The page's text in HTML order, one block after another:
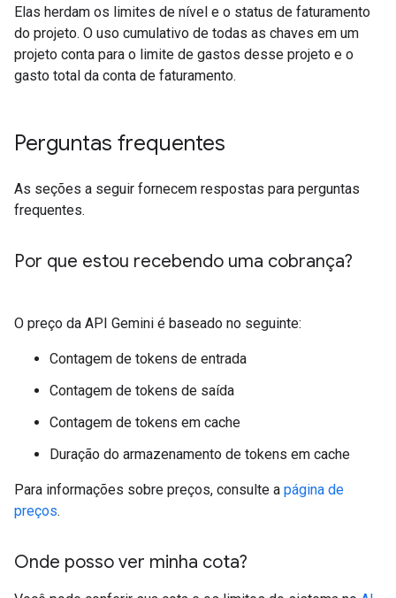
Elas herdam os limites de nível e o status de faturamento
do projeto. O uso cumulativo de todas as chaves em um
projeto conta para o limite de gastos desse projeto e o
gasto total da conta de faturamento.
Perguntas frequentes
As seções a seguir fornecem respostas para perguntas
frequentes.
Por que estou recebendo uma cobrança?
O preço da API Gemini é baseado no seguinte:
Contagem de tokens de entrada
Contagem de tokens de saída
Contagem de tokens em cache
Duração do armazenamento de tokens em cache
Para informações sobre preços, consulte a página de
preços.
Onde posso ver minha cota?